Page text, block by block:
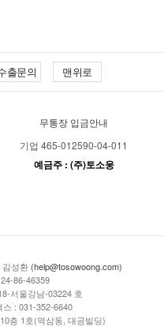
출문의 맨위로
무통장 입금안내
기업 465-012590-04-011
예금주 : (주)토소웅
김성환 (help@tosowoong.com)
86-46359
서울강남-03224 호
: 031-352-6640
층 1호(역삼동, 대공빌딩)